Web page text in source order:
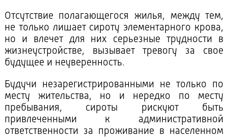
Отсутствие полагающегося жилья, между тем,
не только лишает сироту элементарного крова,
но и влечет для них серьезные трудности в
жизнеустройстве, вызывает тревогу за свое
будущее и неуверенность.
Будучи незарегистрированными не только по
месту жительства, но и нередко по месту
пребывания, сироты рискуют быть
привлеченными к административной
ответственности за проживание в населенном